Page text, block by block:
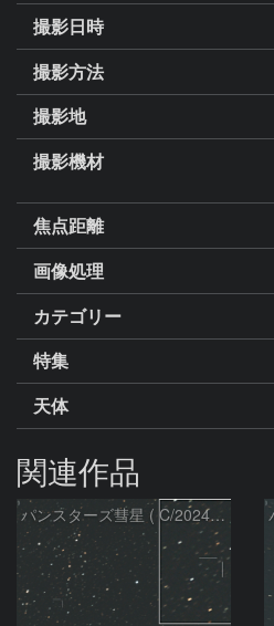
撮影日時
撮影方法
撮影地
撮影機材
焦点距離
画像処理
カテゴリー
特集
天体
関連作品
パンスターズ彗星 ( C/2024R4 )：2026/07/27